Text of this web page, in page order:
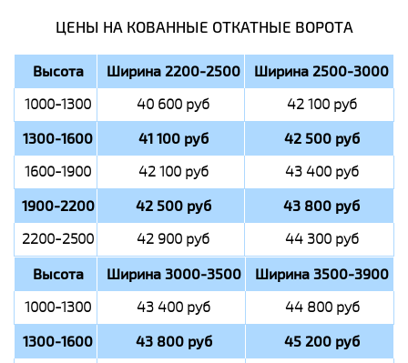
ЦЕНЫ НА КОВАННЫЕ ОТКАТНЫЕ ВОРОТА
Высота Ширина 2200-2500 Ширина 2500-3000
1000-1300 40 600 руб 42 100 руб
1300-1600 41 100 руб 42 500 руб
1600-1900 42 100 руб 43 400 руб
1900-2200 42 500 руб 43 800 руб
2200-2500 42 900 руб 44 300 руб
Высота Ширина 3000-3500 Ширина 3500-3900
1000-1300 43 400 руб 44 800 руб
1300-1600 43 800 руб 45 200 руб